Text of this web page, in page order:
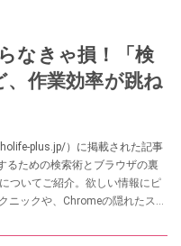
なきゃ損！「検
作業効率が跳ね
plus.jp/）に掲載された記事
るための検索術とブラウザの裏
ついてご紹介。欲しい情報にピ
ニックや、Chromeの隠れたスク